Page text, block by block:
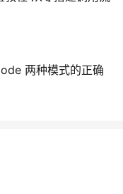
两种模式的正确